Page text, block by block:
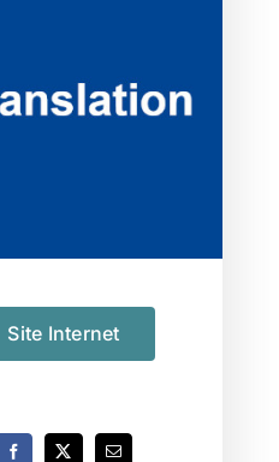
Site Internet